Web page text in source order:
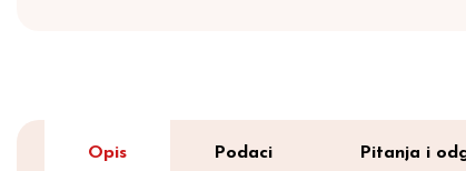
Opis Podaci Pitanja i